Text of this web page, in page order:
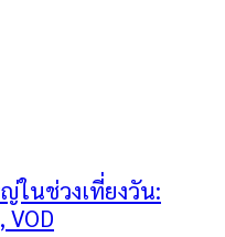
ในช่วงเที่ยงวัน:
VOD